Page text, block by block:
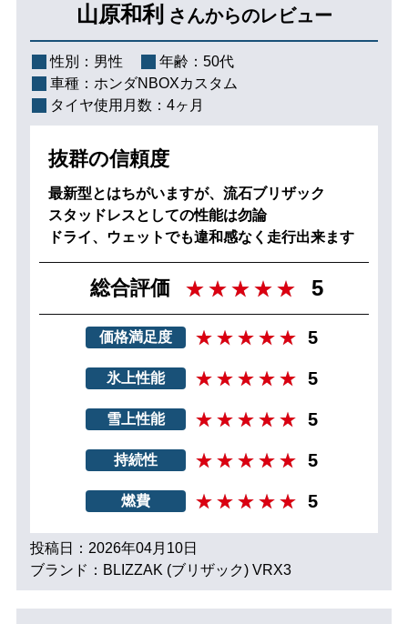
山原和利 さんからのレビュー
性別： 男性 年齢： 50代
車種： ホンダNBOXカスタム
タイヤ使用月数： 4ヶ月
抜群の信頼度
最新型とはちがいますが、流石ブリザック
スタッドレスとしての性能は勿論
ドライ、ウェットでも違和感なく走行出来ます
総合評価 5
価格満足度 5
氷上性能 5
雪上性能 5
持続性 5
燃費 5
投稿日：2026年04月10日
ブランド：BLIZZAK (ブリザック) VRX3